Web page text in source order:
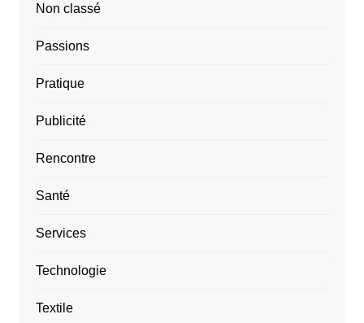
Non classé
Passions
Pratique
Publicité
Rencontre
Santé
Services
Technologie
Textile